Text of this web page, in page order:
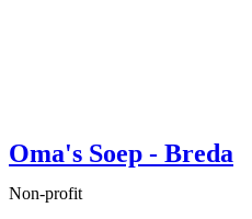
Oma's Soep - Breda
Non-profit